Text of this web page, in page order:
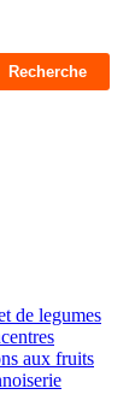
Recherche
de legumes
aux fruits